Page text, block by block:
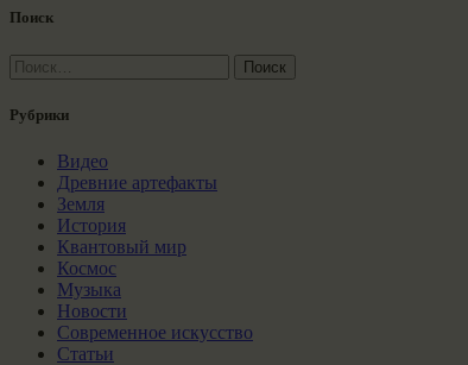
Поиск
Найти:
Рубрики
Видео
Древние артефакты
Земля
История
Квантовый мир
Космос
Музыка
Новости
Современное искусство
Статьи